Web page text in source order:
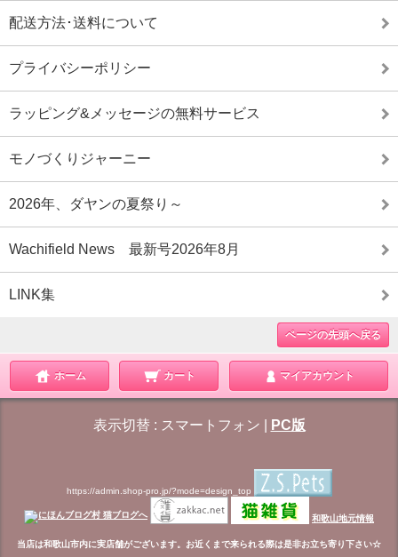
配送方法･送料について
プライバシーポリシー
ラッピング&メッセージの無料サービス
モノづくりジャーニー
2026年、ダヤンの夏祭り～
Wachifield News 最新号2026年8月
LINK集
ページの先頭へ戻る
ホーム カート マイアカウント
表示切替 : スマートフォン PC版
https://admin.shop-pro.jp/?mode=design_top
和歌山地元情報
当店は和歌山市内に実店舗がございます。お近くまで来られる際は是非お立ち寄り下さい☆